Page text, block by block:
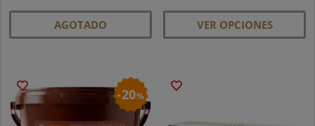
AGOTADO VER OPCIONES
20%